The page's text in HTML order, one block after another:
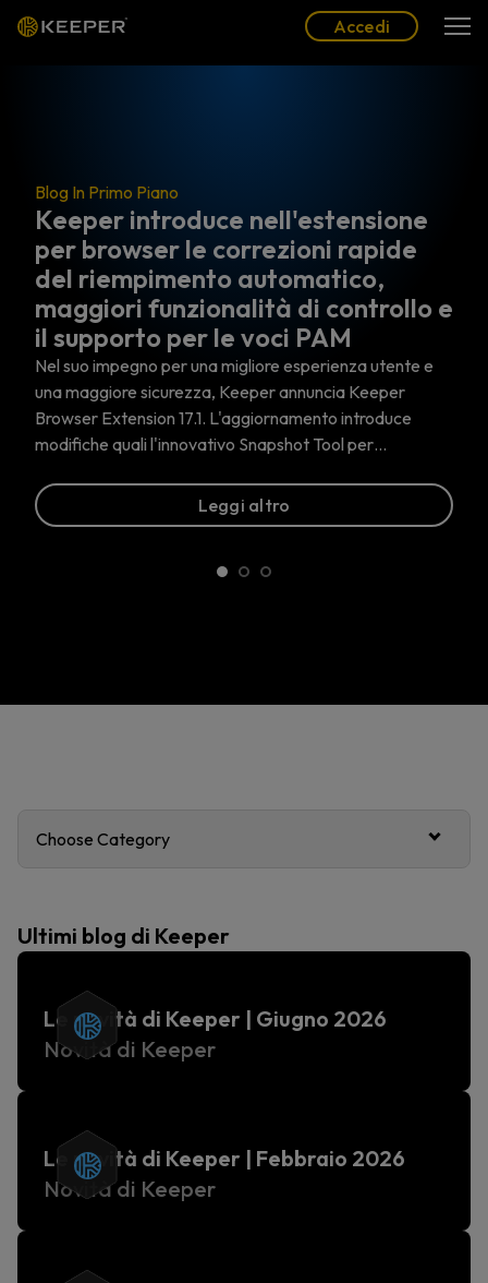
Accedi
Blog In Primo Piano
Keeper introduce nell'estensione
per browser le correzioni rapide
del riempimento automatico,
maggiori funzionalità di controllo e
il supporto per le voci PAM
Nel suo impegno per una migliore esperienza utente e
una maggiore sicurezza, Keeper annuncia Keeper
Browser Extension 17.1. L'aggiornamento introduce
modifiche quali l'innovativo Snapshot Tool per…
Leggi altro
Choose Category
Ultimi blog di Keeper
Le novità di Keeper | Giugno 2026
Novità di Keeper
Le novità di Keeper | Febbraio 2026
Novità di Keeper